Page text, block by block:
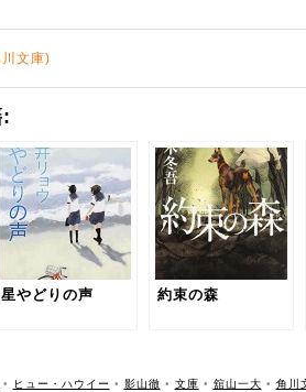
文庫)
星やどりの声 約束の森
• ヒュー・ハウイー • 影山徹 • 文庫 • 舘山一大 • 角川